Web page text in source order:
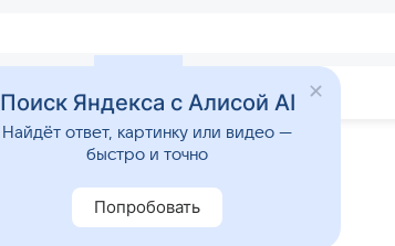
Гадания Приметы
Поиск Яндекса с Алисой AI
Найдёт ответ, картинку или видео —
быстро и точно
Попробовать